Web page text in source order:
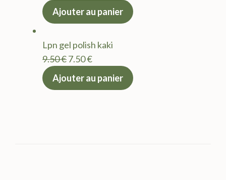
prix
9.50 €.
actuel
7.50 €.
Ajouter au panier
Lpn gel polish kaki
9.50€Le
prix
7.50€Le
actuel
Ajouter au panier